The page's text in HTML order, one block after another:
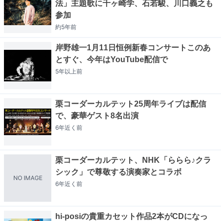
法」主題歌に千ヶ崎学、石若駿、川口義之も
参加
約5年前
岸野雄一1月11日恒例新春コンサートこのあ
とすぐ、今年はYouTube配信で
5年以上前
栗コーダーカルテット25周年ライブは配信
で、豪華ゲスト8名出演
6年近く 前
NO IMAGE
栗コーダーカルテット、NHK「ららら♪クラ
シック」で尊敬する演奏家とコラボ
6年近く 前
hi-posiの貴重カセット作品2本がCDになっ